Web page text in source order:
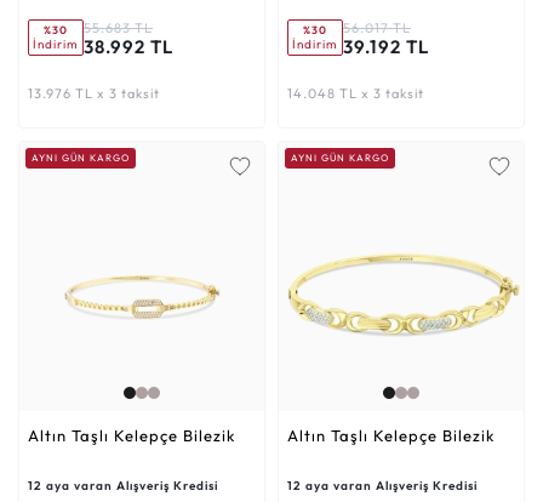
%30
İndirim
55.683 TL
38.992 TL
13.976 TL x 3 taksit
%30
İndirim
56.017 TL
39.192 TL
14.048 TL x 3 taksit
AYNI GÜN KARGO
Altın Taşlı Kelepçe Bilezik
12 aya varan Alışveriş Kredisi
AYNI GÜN KARGO
Altın Taşlı Kelepçe Bilezik
12 aya varan Alışveriş Kredisi